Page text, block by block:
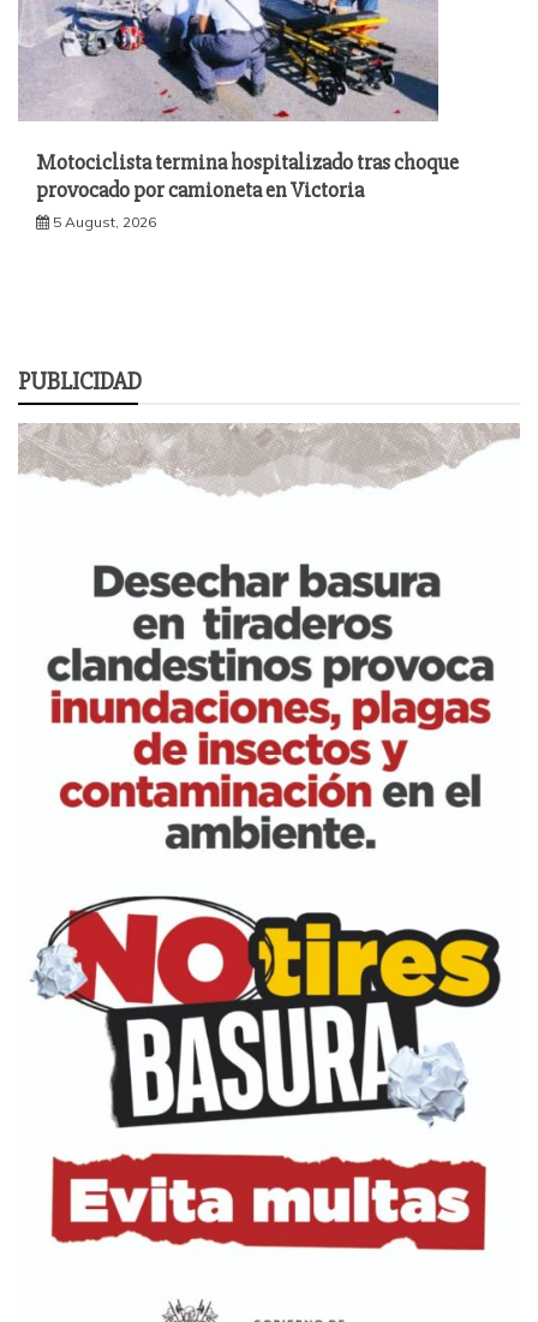
Motociclista termina hospitalizado tras choque
provocado por camioneta en Victoria
5 August, 2026
PUBLICIDAD